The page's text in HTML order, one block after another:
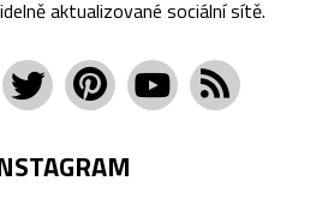
aktualizované sociální sítě.